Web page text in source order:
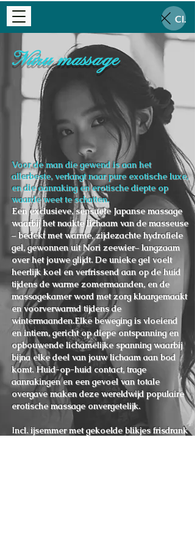
Close
Nuru massage
Voor de man die gewend is aan het
allerbeste, verlangt naar pure exotische luxe,
en die aanraking en erotische diepte op
waarde weet te schatten.
Een exclusieve, sensuele Japanse massage
waarbij het naakte lichaam van de masseuse
– bedekt met warme, zijdezachte hydrofiele
gel, gewonnen uit Nori zeewier– langzaam
over het jouwe glijdt. De unieke gel voelt
heerlijk koel en verfrissend aan op de huid
tijdens de warme zomermaanden, en de
massagekamer word met zorg klaargemaakt
en voorverwarmd tijdens de
wintermaanden.Elke beweging is vloeiend
en intiem, gericht op diepe ontspanning en
opbouwende lichamelijke spanning waarbij
bijna elke deel van jouw lichaam aan bod
komt. Huid-op-huid contact, trage
aanrakingen en een gevoel van totale
overgave maken deze wereldwijd populaire
erotische massage onvergetelijk.
Incl. ijsemmer met gekoelde blikjes frisdrank